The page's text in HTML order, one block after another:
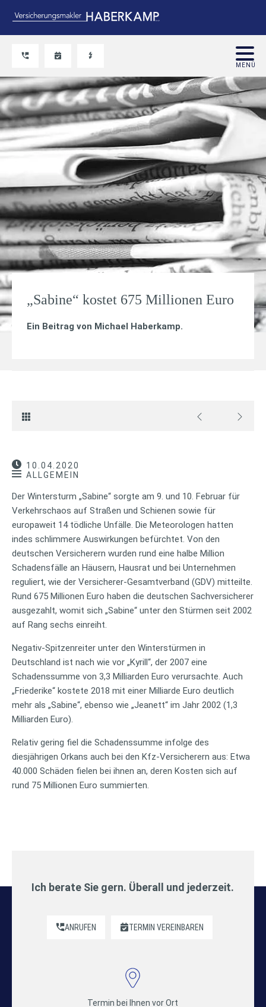
„Sabine“ kostet 675 Millionen Euro
Ein Beitrag von Michael Haberkamp.
10.04.2020
ALLGEMEIN
Der Wintersturm „Sabine“ sorgte am 9. und 10. Februar für
Verkehrschaos auf Straßen und Schienen sowie für
europaweit 14 tödliche Unfälle. Die Meteorologen hatten
indes schlimmere Auswirkungen befürchtet. Von den
deutschen Versicherern wurden rund eine halbe Million
Schadensfälle an Häusern, Hausrat und bei Unternehmen
reguliert, wie der Versicherer-Gesamtverband (GDV) mitteilte.
Rund 675 Millionen Euro haben die deutschen Sachversicherer
ausgezahlt, womit sich „Sabine“ unter den Stürmen seit 2002
auf Rang sechs einreiht.
Negativ-Spitzenreiter unter den Winterstürmen in
Deutschland ist nach wie vor „Kyrill“, der 2007 eine
Schadenssumme von 3,3 Milliarden Euro verursachte. Auch
„Friederike“ kostete 2018 mit einer Milliarde Euro deutlich
mehr als „Sabine“, ebenso wie „Jeanett“ im Jahr 2002 (1,3
Milliarden Euro).
Relativ gering fiel die Schadenssumme infolge des
diesjährigen Orkans auch bei den Kfz-Versicherern aus: Etwa
40.000 Schäden fielen bei ihnen an, deren Kosten sich auf
rund 75 Millionen Euro summierten.
Ich berate Sie gern. Überall und jederzeit.
ANRUFEN TERMIN VEREINBAREN
Termin bei Ihnen vor Ort